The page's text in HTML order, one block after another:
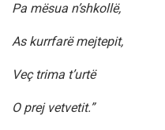
Pa mësua n’shkollë,
As kurrfarë mejtepit,
Veç trima t’urtë
O prej vetvetit.”